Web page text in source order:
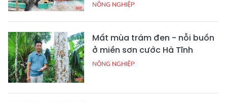
NÔNG NGHIỆP
Mất mùa trám đen - nỗi buồn
ở miền sơn cước Hà Tĩnh
NÔNG NGHIỆP